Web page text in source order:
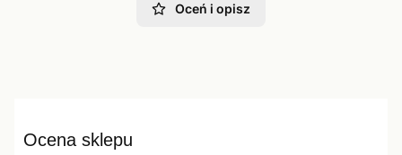
Oceń i opisz
Ocena sklepu